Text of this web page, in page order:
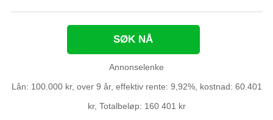
SØK NÅ
Annonselenke
Lån: 100.000 kr, over 9 år, effektiv rente: 9,92%, kostnad: 60.401
kr, Totalbeløp: 160 401 kr